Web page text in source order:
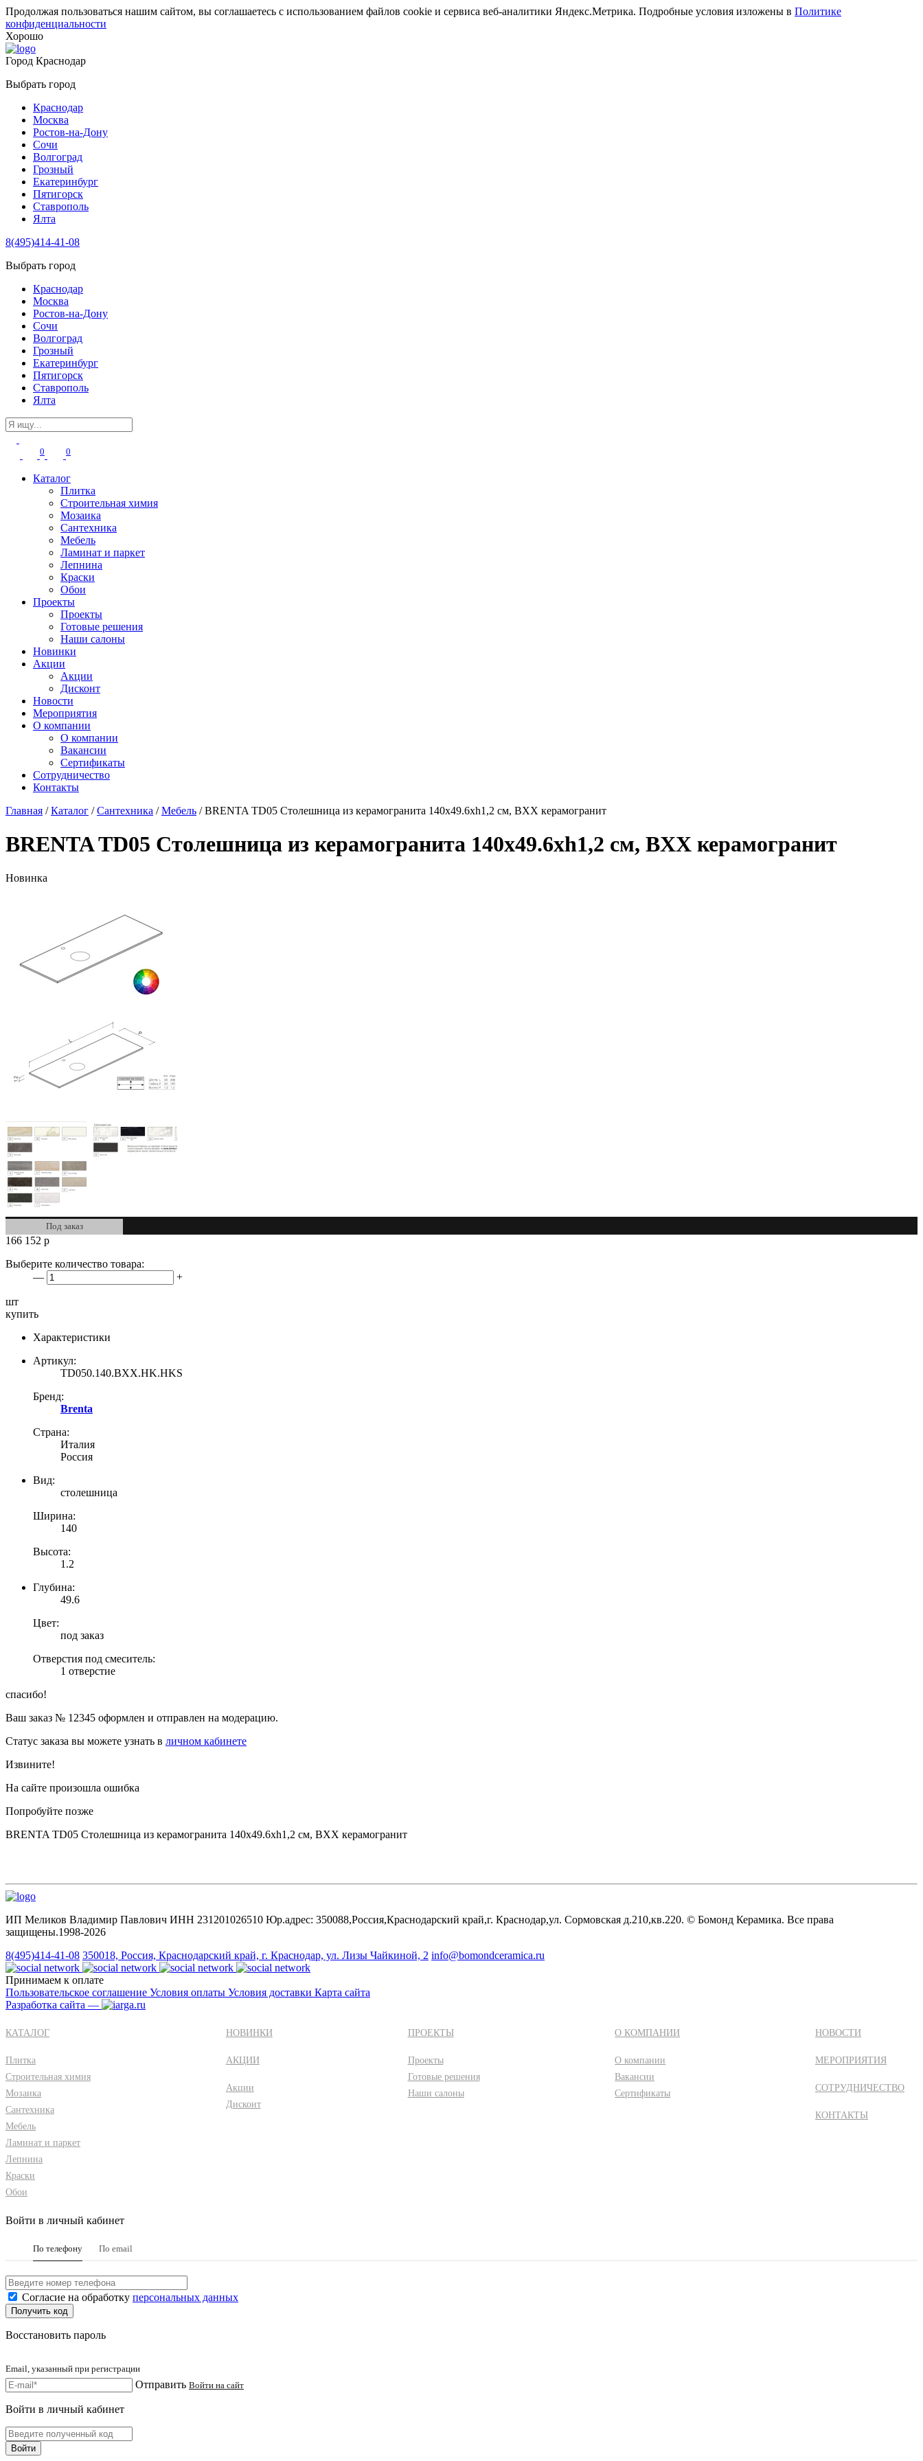
Продолжая пользоваться нашим сайтом, вы соглашаетесь с использованием файлов cookie и сервиса веб-аналитики Яндекс.Метрика. Подробные условия изложены в Политике
конфиденциальности
Хорошо
Город Краснодар
Выбрать город
Краснодар
Москва
Ростов-на-Дону
Сочи
Волгоград
Грозный
Екатеринбург
Пятигорск
Ставрополь
Ялта
8(495)414-41-08
Выбрать город
Краснодар
Москва
Ростов-на-Дону
Сочи
Волгоград
Грозный
Екатеринбург
Пятигорск
Ставрополь
Ялта
0 0
Каталог
Плитка
Строительная химия
Мозаика
Сантехника
Мебель
Ламинат и паркет
Лепнина
Краски
Обои
Проекты
Проекты
Готовые решения
Наши салоны
Новинки
Акции
Акции
Дисконт
Новости
Мероприятия
О компании
О компании
Вакансии
Сертификаты
Сотрудничество
Контакты
Главная /Каталог /Сантехника /Мебель /BRENTA TD05 Столешница из керамогранита 140х49.6хh1,2 см, BXX керамогранит
BRENTA TD05 Столешница из керамогранита 140х49.6хh1,2 см, BXX керамогранит
Новинка
Под заказ
166 152 р
Выберите количество товара:
—
+
шт
купить
Характеристики
Артикул:
TD050.140.BXX.HK.HKS
Бренд:
Brenta
Страна:
Италия
Россия
Вид:
столешница
Ширина:
140
Высота:
1.2
Глубина:
49.6
Цвет:
под заказ
Отверстия под смеситель:
1 отверстие
спасибо!
Ваш заказ № 12345 оформлен и отправлен на модерацию.
Статус заказа вы можете узнать в личном кабинете
Извините!
На сайте произошла ошибка
Попробуйте позже
BRENTA TD05 Столешница из керамогранита 140х49.6хh1,2 см, BXX керамогранит
ИП Меликов Владимир Павлович ИНН 231201026510 Юр.адрес: 350088,Россия,Краснодарский край,г. Краснодар,ул. Сормовская д.210,кв.220. © Бомонд Керамика. Все права
защищены.1998‑2026
8(495)414-41-08 350018, Россия, Краснодарский край, г. Краснодар, ул. Лизы Чайкиной, 2 info@bomondceramica.ru
Принимаем к оплате
Пользовательское соглашение Условия оплаты Условия доставки Карта сайта
Разработка сайта —
КАТАЛОГ
Плитка
Строительная химия
Мозаика
Сантехника
Мебель
Ламинат и паркет
Лепнина
Краски
Обои
НОВИНКИ
АКЦИИ
Акции
Дисконт
ПРОЕКТЫ
Проекты
Готовые решения
Наши салоны
О КОМПАНИИ
О компании
Вакансии
Сертификаты
НОВОСТИ
МЕРОПРИЯТИЯ
СОТРУДНИЧЕСТВО
КОНТАКТЫ
Войти в личный кабинет
По телефону По email
Согласие на обработку персональных данных
Восстановить пароль
Email, указанный при регистрации
Отправить Войти на сайт
Войти в личный кабинет